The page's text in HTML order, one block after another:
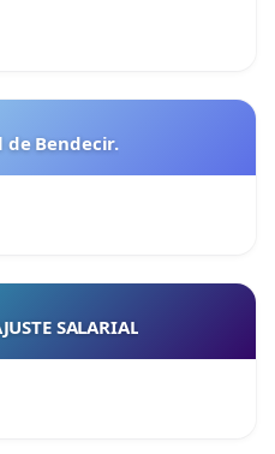
de Bendecir.
SALARIAL